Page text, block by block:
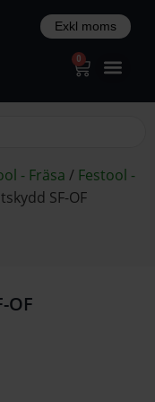
0
- Fräsa / Festool -
SF-OF
OF